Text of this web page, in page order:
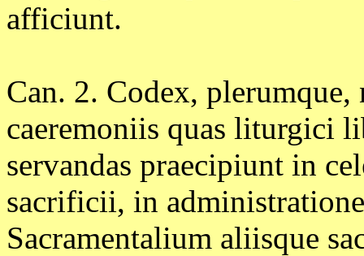
afficiunt.
Can. 2. Codex,
caeremoniis quas liturgici
servandas praecipiunt in
sacrificii, in
Sacramentalium aliisque